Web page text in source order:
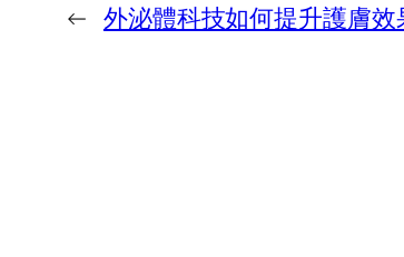
← 外泌體科技如何提升護膚效